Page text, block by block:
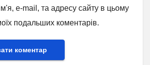
e-mail, та адресу сайту в цьому
подальших коментарів.